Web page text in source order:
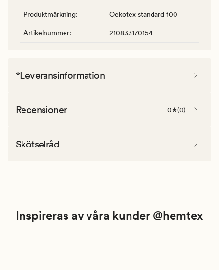
Produktmärkning: Oekotex standard 100
Artikelnummer: 210833170154
*Leveransinformation
Recensioner 0 (0)
Skötselråd
Inspireras av våra kunder @hemtex